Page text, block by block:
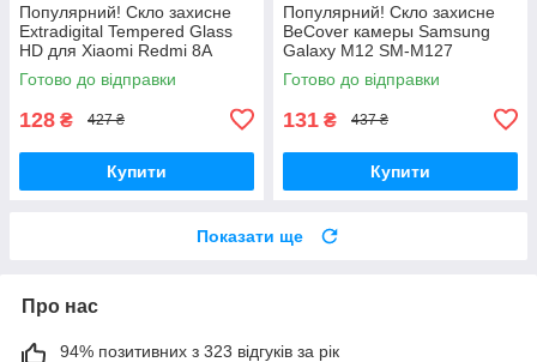
Популярний! Скло захисне
Extradigital Tempered Glass
HD для Xiaomi Redmi 8A
(EGL4641) - Краща якість
тільки на Nukleon.com.ua
Готово до відправки
128 ₴ 427 ₴
Купити
Популярний! Скло захисне
BeCover камеры Samsung
Galaxy M12 SM-M127
(706626) - Краща якість
тільки на Nukleon.com.ua
Готово до відправки
131 ₴ 437 ₴
Купити
Показати ще
Про нас
94% позитивних з 323 відгуків за рік